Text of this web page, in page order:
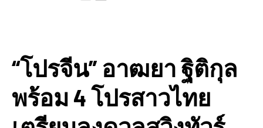
“โปรจีน” อาฒยา ฐิติกุล
พร้อม 4 โปรสาวไทย